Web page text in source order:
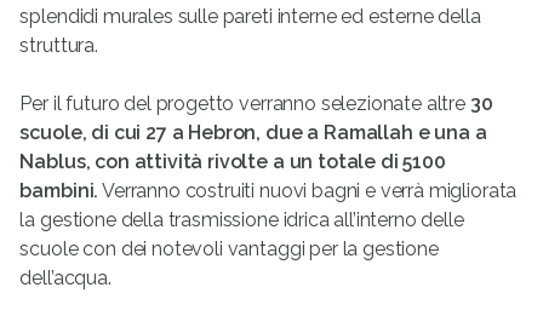
splendidi murales sulle pareti interne ed esterne della
struttura.
Per il futuro del progetto verranno selezionate altre 30
scuole, di cui 27 a Hebron, due a Ramallah e una a
Nablus, con attività rivolte a un totale di 5100
bambini. Verranno costruiti nuovi bagni e verrà migliorata
la gestione della trasmissione idrica all’interno delle
scuole con dei notevoli vantaggi per la gestione
dell’acqua.